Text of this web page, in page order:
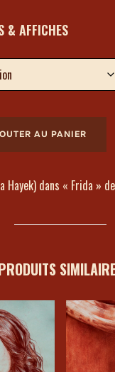
& AFFICHES
AU PANIER
Hayek) dans « Frida »